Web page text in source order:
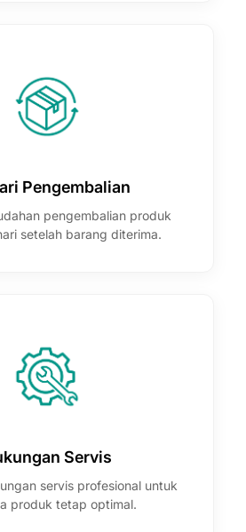
Pengembalian
pengembalian produk
setelah barang diterima.
Servis
servis profesional untuk
produk tetap optimal.